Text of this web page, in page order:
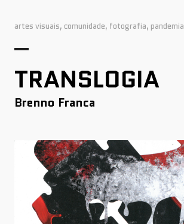
artes visuais, comunidade, fotografia, pandemia
TRANSLOGIA
Brenno Franca